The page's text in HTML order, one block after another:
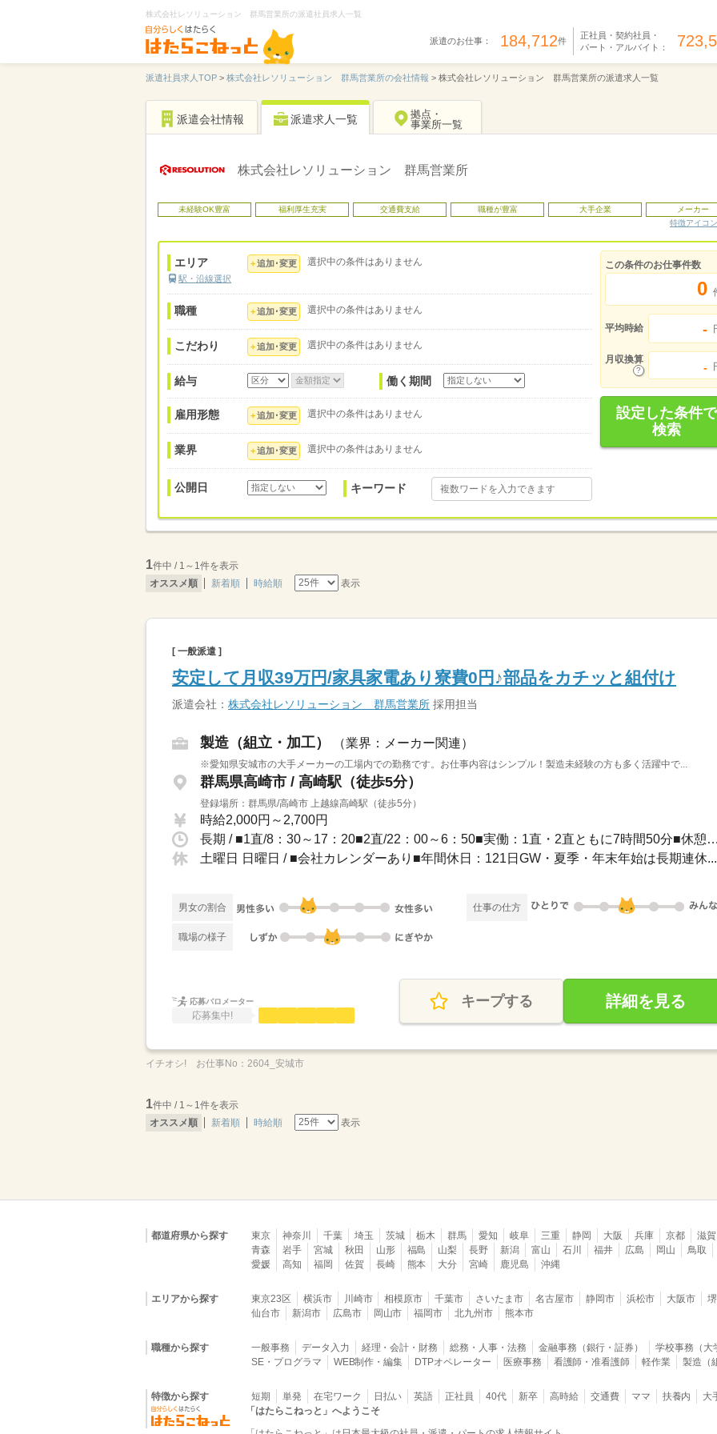
株式会社レソリューション 群馬営業所の派遣社員求人一覧
派遣のお仕事： 184,712件
正社員・契約社員・
パート・アルバイト：
派遣社員求人TOP > 株式会社レソリューション 群馬営業所の会社情報 > 株式会社レソリューション 群馬営業所の派遣求人一覧
派遣会社情報 派遣求人一覧
拠点・
事業所一覧
株式会社レソリューション 群馬営業所
未経験OK豊富 福利厚生充実 交通費支給 職種が豊富 大手企業
メーカー
特徴アイコ
エリア
駅・沿線選択
追加･変更 選択中の条件はありません
職種 追加･変更 選択中の条件はありません
こだわり 追加･変更 選択中の条件はありません
給与 働く期間
雇用形態 追加･変更 選択中の条件はありません
業界 追加･変更 選択中の条件はありません
公開日 キーワード
この条件のお仕事件数
0
平均時給 -
月収換算
-
設定した条件で
検索
1件中 / 1～1件を表示
オススメ順
新着順 時給順 表示
[ 一般派遣 ]
安定して月収39万円/家具家電あり寮費0円♪部品をカチッと組付け
派遣会社： 株式会社レソリューション 群馬営業所 採用担当
製造（組立・加工） （業界：メーカー関連）
※愛知県安城市の大手メーカーの工場内での勤務です。お仕事内容はシンプル！製造未経験の方も多く活躍中で...
群馬県高崎市 / 高崎駅（徒歩5分）
登録場所：群馬県/高崎市 上越線高崎駅（徒歩5分）
時給2,000円～2,700円
長期 / ■1直/8：30～17：20■2直/22：00～6：50■実働：1直・2直ともに7時間50分■休憩時...
土曜日 日曜日 / ■会社カレンダーあり■年間休日：121日GW・夏季・年末年始は長期連休...
男女の割合 仕事の仕方
職場の様子
応募バロメーター
応募集中!
キープする 詳細を見る
イチオシ! お仕事No： 2604_安城市
1件中 / 1～1件を表示
オススメ順
新着順 時給順 表示
都道府県から探す 東京 神奈川 千葉 埼玉 茨城 栃木 群馬 愛知 岐阜 三重 静岡 大阪 兵庫 京都 滋賀
青森
岩手 宮城 秋田 山形 福島 山梨 長野 新潟 富山 石川 福井 広島 岡山 鳥取
愛媛
高知 福岡 佐賀 長崎 熊本 大分 宮崎 鹿児島 沖縄
エリアから探す 東京23区 横浜市 川崎市 相模原市 千葉市 さいたま市 名古屋市 静岡市 浜松市 大阪市
仙台市
新潟市 広島市 岡山市 福岡市 北九州市 熊本市
職種から探す 一般事務 データ入力 経理・会計・財務 総務・人事・法務 金融事務（銀行・証券） 学校事務（大
SE・プログラマ
WEB制作・編集 DTPオペレーター 医療事務 看護師・准看護師 軽作業 製造（
特徴から探す 短期 単発 在宅ワーク 日払い 英語 正社員 40代 新卒 高時給 交通費 ママ 扶養内 大
「はたらこねっと」へようこそ